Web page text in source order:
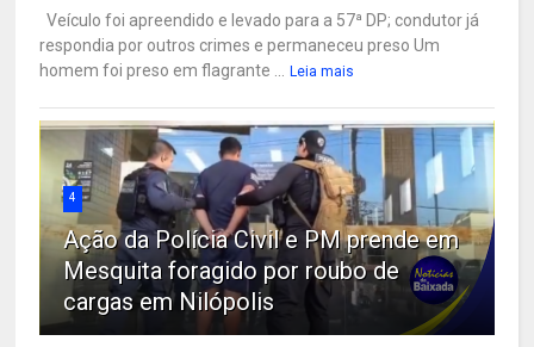
Veículo foi apreendido e levado para a 57ª DP; condutor já
respondia por outros crimes e permaneceu preso Um
homem foi preso em flagrante ...
Leia mais
4
Ação da Polícia Civil e PM prende em
Mesquita foragido por roubo de
cargas em Nilópolis